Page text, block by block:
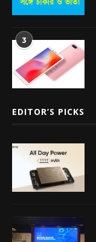
3
EDITOR’S PICKS